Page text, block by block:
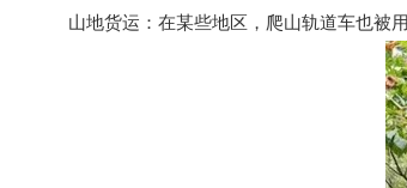
山地货运：在某些地区，爬山轨道车也被